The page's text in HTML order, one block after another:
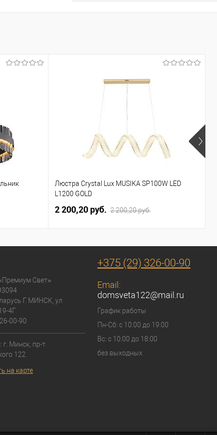
Люстра Crystal Lux MUSIKA SP100W LED
L1200 GOLD
2 200,20 pуб. 2 200,20 pуб.
Свет»
Г. МИНСК, ул
4Г
00-90
г. Минск, пр-т
122.
на карте
+375 (29) 326-00-90
Email:
domsveta122@mail.ru
График работы
Пн-Сб: с 10:00 до 19:00
Вс: с 10:00 до 18:00
без выходных